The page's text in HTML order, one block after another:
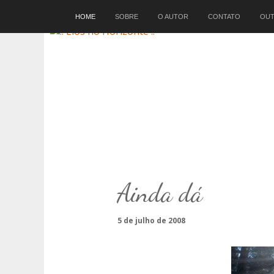
HOME SOBRE O AUTOR CONTATO Início
Ainda dá
5 de julho de 2008